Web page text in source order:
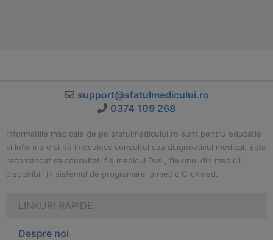
support@sfatulmedicului.ro
0374 109 268
Informatiile medicale de pe sfatulmedicului.ro sunt pentru educatie
si informare si nu inlocuiesc consultul sau diagnosticul medical. Este
recomandat sa consultati fie medicul Dvs., fie unul din medicii
disponibili in sistemul de programare la medic Clickmed.
LINKURI RAPIDE
Despre noi